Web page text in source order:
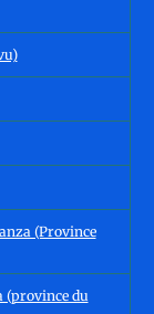
(Province
(province du